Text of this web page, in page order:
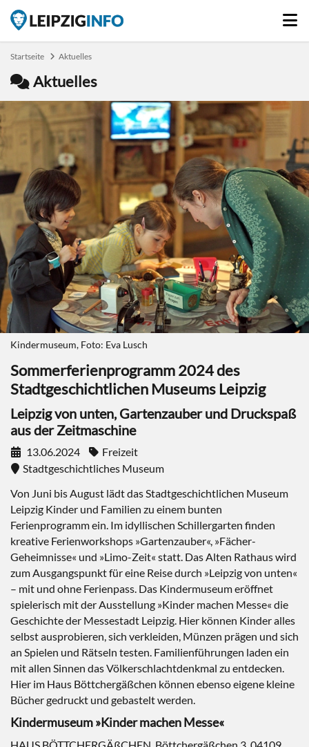
Startseite Aktuelles
Aktuelles
Kindermuseum, Foto: Eva Lusch
Sommerferienprogramm 2024 des
Stadtgeschichtlichen Museums Leipzig
Leipzig von unten, Gartenzauber und Druckspaß
aus der Zeitmaschine
13.06.2024
Freizeit
Stadtgeschichtliches Museum
Von Juni bis August lädt das Stadtgeschichtlichen Museum
Leipzig Kinder und Familien zu einem bunten
Ferienprogramm ein. Im idyllischen Schillergarten finden
kreative Ferienworkshops »Gartenzauber«, »Fächer-
Geheimnisse« und »Limo-Zeit« statt. Das Alten Rathaus wird
zum Ausgangspunkt für eine Reise durch »Leipzig von unten«
– mit und ohne Ferienpass. Das Kindermuseum eröffnet
spielerisch mit der Ausstellung »Kinder machen Messe« die
Geschichte der Messestadt Leipzig. Hier können Kinder alles
selbst ausprobieren, sich verkleiden, Münzen prägen und sich
an Spielen und Rätseln testen. Familienführungen laden ein
mit allen Sinnen das Völkerschlachtdenkmal zu entdecken.
Hier im Haus Böttchergäßchen können ebenso eigene kleine
Bücher gedruckt und gebastelt werden.
Kindermuseum »Kinder machen Messe«